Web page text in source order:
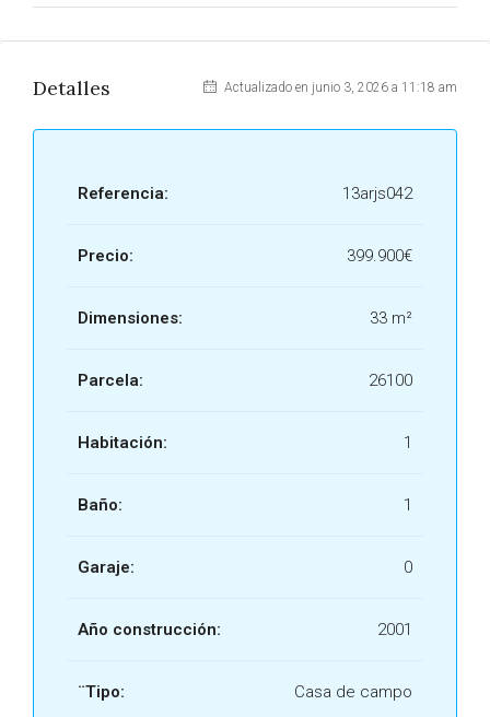
Detalles Actualizado en junio 3, 2026 a 11:18 am
Referencia: 13arjs042
Precio: 399.900€
Dimensiones: 33 m²
Parcela: 26100
Habitación: 1
Baño: 1
Garaje: 0
Año construcción: 2001
¨Tipo: Casa de campo